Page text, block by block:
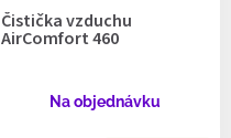
Čistička vzduchu
AirComfort 460
Na objednávku